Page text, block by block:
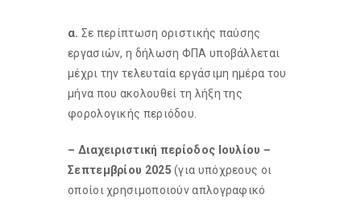
α. Σε περίπτωση οριστικής παύσης
εργασιών, η δήλωση ΦΠΑ υποβάλλεται
μέχρι την τελευταία εργάσιμη ημέρα του
μήνα που ακολουθεί τη λήξη της
φορολογικής περιόδου.
– Διαχειριστική περίοδος Ιουλίου –
Σεπτεμβρίου 2025(για υπόχρεους οι
οποίοι χρησιμοποιούν απλογραφικό